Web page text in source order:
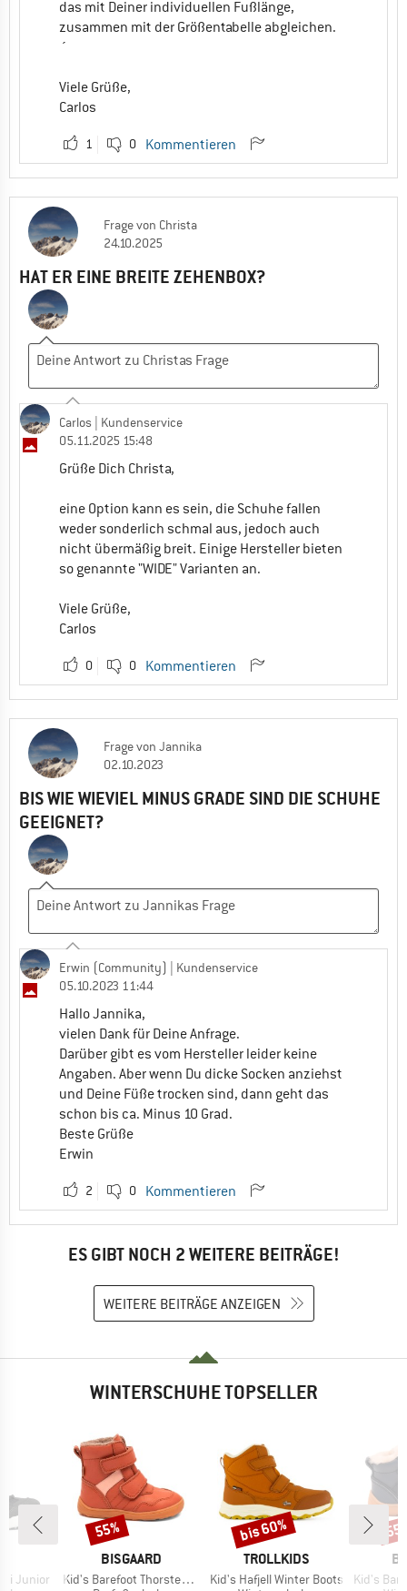
das mit Deiner individuellen Fußlänge,
zusammen mit der Größentabelle abgleichen.
´
Viele Grüße,
Carlos
1 0 Kommentieren
Fragevon Christa
24.10.2025
HAT ER EINE BREITE ZEHENBOX?
Carlos | Kundenservice
05.11.2025 15:48
Grüße Dich Christa,
eine Option kann es sein, die Schuhe fallen
weder sonderlich schmal aus, jedoch auch
nicht übermäßig breit. Einige Hersteller bieten
so genannte "WIDE" Varianten an.
Viele Grüße,
Carlos
0 0 Kommentieren
Fragevon Jannika
02.10.2023
BIS WIE WIEVIEL MINUS GRADE SIND DIE SCHUHE
GEEIGNET?
Erwin (Community)
| Kundenservice
05.10.2023 11:44
Hallo Jannika,
vielen Dank für Deine Anfrage.
Darüber gibt es vom Hersteller leider keine
Angaben. Aber wenn Du dicke Socken anziehst
und Deine Füße trocken sind, dann geht das
schon bis ca. Minus 10 Grad.
Beste Grüße
Erwin
2 0 Kommentieren
ES GIBT NOCH 2 WEITERE BEITRÄGE!
WEITERE BEITRÄGE ANZEIGEN
WINTERSCHUHE TOPSELLER
Junior
MARKE
BISGAARD
Artikel
Kid's Barefoot Thorsten Tex
Rabatt
55%
MARKE
TROLLKIDS
Artikel
Kid's Hafjell Winter Boots
Rabatt
bis 60%
Artikel
Kid's